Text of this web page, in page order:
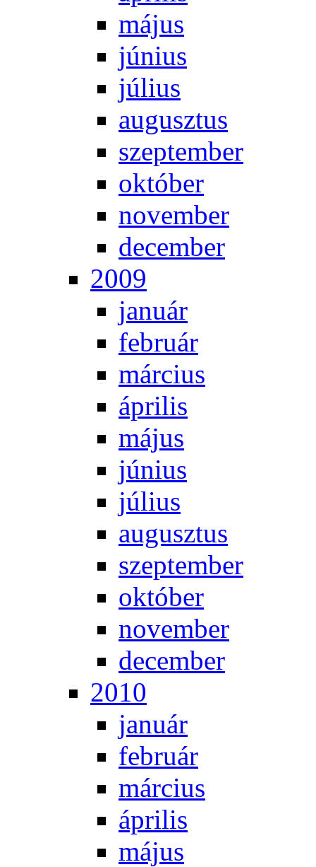
má­jus
jú­ni­us
jú­li­us
au­gusz­tus
szep­tem­ber
ok­tó­ber
no­vem­ber
de­cem­ber
2009
ja­nu­ár
feb­ru­ár
már­ci­us
áp­ri­lis
má­jus
jú­ni­us
jú­li­us
au­gusz­tus
szep­tem­ber
ok­tó­ber
no­vem­ber
de­cem­ber
2010
ja­nu­ár
feb­ru­ár
már­ci­us
áp­ri­lis
má­jus